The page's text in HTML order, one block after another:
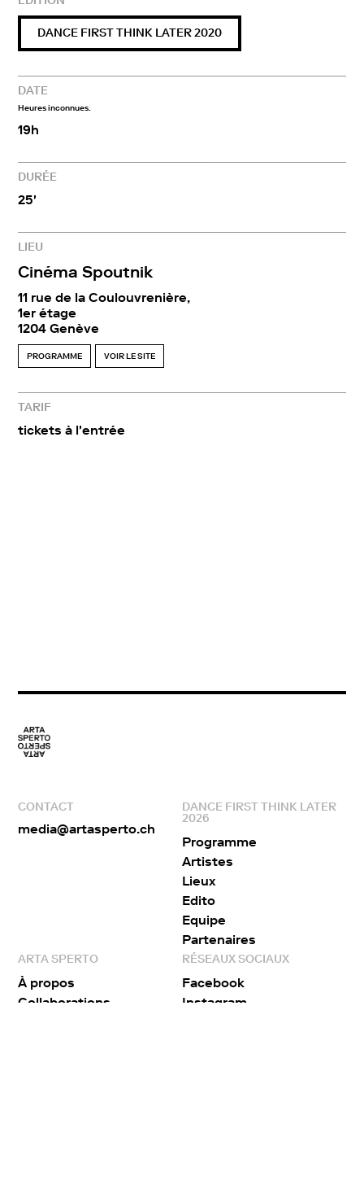
DANCE FIRST THINK LATER 2020
DATE
Heures inconnues.
19h
DURÉE
25'
LIEU
Cinéma Spoutnik
11 rue de la Coulouvrenière,
1er étage
1204 Genève
PROGRAMME VOIR LE SITE
TARIF
tickets à l'entrée
CONTACT
media@artasperto.ch
DANCE FIRST THINK LATER
2026
Programme
Artistes
Lieux
Edito
Equipe
Partenaires
ARTA SPERTO
À propos
Collaborations
RÉSEAUX SOCIAUX
Facebook
Instagram